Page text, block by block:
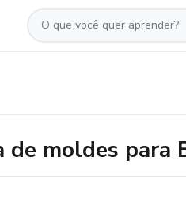
moldes para